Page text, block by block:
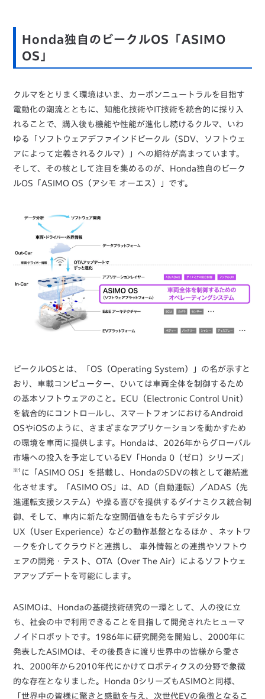
Honda独自のビークルOS「ASIMO
OS」
クルマをとりまく環境はいま、カーボンニュートラルを目指す
電動化の潮流とともに、知能化技術やIT技術を統合的に採り入
れることで、購入後も機能や性能が進化し続けるクルマ、いわ
ゆる「ソフトウェアデファインドビークル（SDV、ソフトウェ
アによって定義されるクルマ）」への期待が高まっています。
そして、その核として注目を集めるのが、Honda独自のビーク
ルOS「ASIMO OS（アシモ オーエス）」です。
ビークルOSとは、「OS（Operating System）」の名が示すと
おり、車載コンピューター、ひいては車両全体を制御するため
の基本ソフトウェアのこと。ECU（Electronic Control Unit）
を統合的にコントロールし、スマートフォンにおけるAndroid
OSやiOSのように、さまざまなアプリケーションを動かすため
の環境を車両に提供します。Hondaは、2026年からグローバル
市場への投入を予定しているEV「Honda 0（ゼロ）シリーズ」
※1
に「ASIMO OS」を搭載し、HondaのSDVの核として継続進
化させます。「ASIMO OS」は、AD（自動運転）／ADAS（先
進運転支援システム）や操る喜びを提供するダイナミクス統合制
御、そして、車内に新たな空間価値をもたらすデジタル
UX（User Experience）などの動作基盤となるほか 、ネットワ
ークを介してクラウドと連携し、 車外情報との連携やソフトウ
ェアの開発・テスト、OTA（Over The Air）によるソフトウェ
アアップデートを可能にします。
ASIMOは、Hondaの基礎技術研究の一環として、人の役に立
ち、社会の中で利用できることを目指して開発されたヒューマ
ノイドロボットです。1986年に研究開発を開始し、2000年に
発表したASIMOは、その後長きに渡り世界中の皆様から愛さ
れ、2000年から2010年代にかけてロボティクスの分野で象徴
的な存在となりました。Honda 0シリーズもASIMOと同様、
「世界中の皆様に驚きと感動を与え、次世代EVの象徴となるこ